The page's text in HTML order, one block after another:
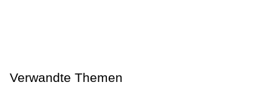
Verwandte Themen